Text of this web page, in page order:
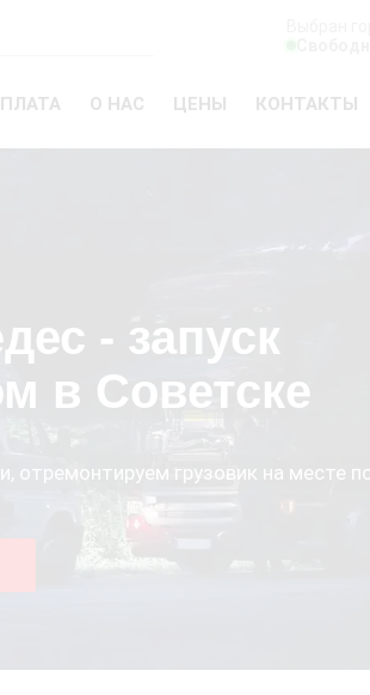
О НАС ЦЕНЫ КОНТАКТЫ
- запуск
в Советске
отремонтируем грузовик на месте